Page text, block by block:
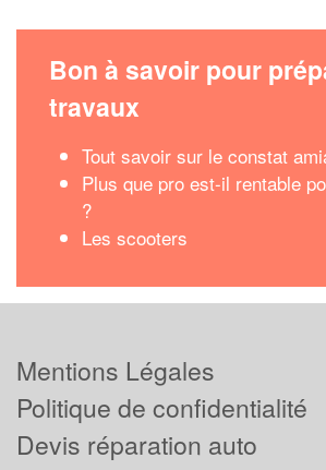
Bon à savoir pour
travaux
Tout savoir sur le constat
Plus que pro est-il rentable
?
Les scooters
Mentions Légales
Politique de confidentialité
Devis réparation auto